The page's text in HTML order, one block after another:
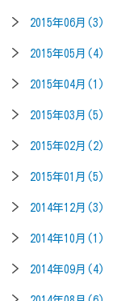
2015年06月(3)
2015年05月(4)
2015年04月(1)
2015年03月(5)
2015年02月(2)
2015年01月(5)
2014年12月(3)
2014年10月(1)
2014年09月(4)